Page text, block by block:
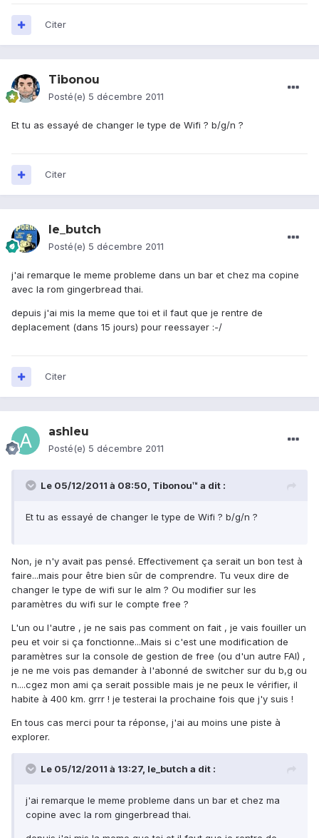
Citer
Tibonou
Posté(e) 5 décembre 2011
Et tu as essayé de changer le type de Wifi ? b/g/n ?
Citer
le_butch
Posté(e) 5 décembre 2011
j'ai remarque le meme probleme dans un bar et chez ma copine
avec la rom gingerbread thai.
depuis j'ai mis la meme que toi et il faut que je rentre de
deplacement (dans 15 jours) pour reessayer :-/
Citer
ashleu
Posté(e) 5 décembre 2011
Le 05/12/2011 à 08:50, Tibonou™ a dit :
Et tu as essayé de changer le type de Wifi ? b/g/n ?
Non, je n'y avait pas pensé. Effectivement ça serait un bon test à
faire...mais pour être bien sûr de comprendre. Tu veux dire de
changer le type de wifi sur le alm ? Ou modifier sur les
paramètres du wifi sur le compte free ?
L'un ou l'autre , je ne sais pas comment on fait , je vais fouiller un
peu et voir si ça fonctionne...Mais si c'est une modification de
paramètres sur la console de gestion de free (ou d'un autre FAI) ,
je ne me vois pas demander à l'abonné de switcher sur du b,g ou
n....cgez mon ami ça serait possible mais je ne peux le vérifier, il
habite à 400 km. grrr ! je testerai la prochaine fois que j'y suis !
En tous cas merci pour ta réponse, j'ai au moins une piste à
explorer.
Le 05/12/2011 à 13:27, le_butch a dit :
j'ai remarque le meme probleme dans un bar et chez ma
copine avec la rom gingerbread thai.